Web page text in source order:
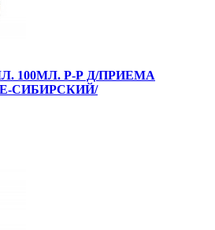
100МЛ. Р-Р Д/ПРИЕМА
СИБИРСКИЙ/